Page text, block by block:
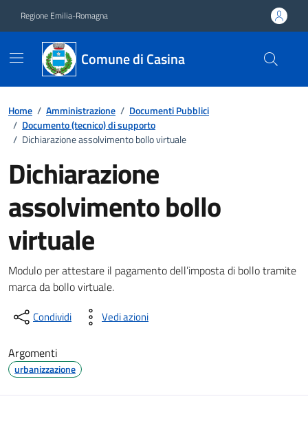
Regione Emilia-Romagna
Comune di Casina
Home / Amministrazione / Documenti Pubblici
/ Documento (tecnico) di supporto
/ Dichiarazione assolvimento bollo virtuale
Dichiarazione
assolvimento bollo
virtuale
Dettagli del documento
Modulo per attestare il pagamento dell’imposta di bollo tramite
marca da bollo virtuale.
Condividi Vedi azioni
Argomenti
urbanizzazione